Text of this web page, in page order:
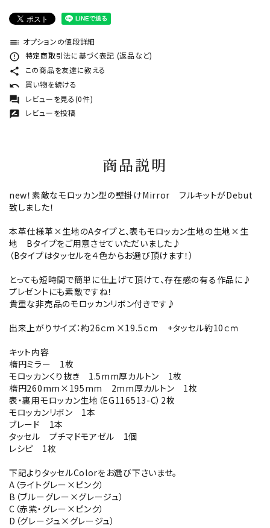
toc オプションの値段詳細
error_outline 特定商取引法に基づく表記 (返品など)
share この商品を友達に教える
undo 買い物を続ける
forum レビューを見る(0件)
rate_review レビューを投稿
商品説明
new！素敵なモロッカン型の壁掛けMirror フルキットがDebut
致しました！
本革仕様革×生地のAタイプと、表もモロッカン生地の生地×生
地 Bタイプをご用意させていただいました♪
（Bタイプはタッセルを４色からお選び頂けます！）
とっても短時間で簡単に仕上げて頂けて、存在感の有る作品に♪
プレゼントにも素敵ですね！
貴重な非売品のモロッカンリボン付きです♪
出来上がりサイズ：約26ｃｍ×19.5ｃｍ +タッセル約10ｃｍ
キット内容
楕円ミラー 1枚
モロッカンくり抜き 1.5mm厚カルトン 1枚
楕円260mm×195mm 2mm厚カルトン 1枚
表・裏用モロッカン生地（EG116513-C）2枚
モロッカンリボン 1本
ブレード 1本
タッセル プチマドモアゼル 1個
レシピ 1枚
下記よりタッセルColorをお選び下さいませ。
A（ライトグレー×ピンク）
B（ブルーグレー×グレージュ）
C（赤紫・グレー×ピンク）
D（グレージュ×グレージュ）